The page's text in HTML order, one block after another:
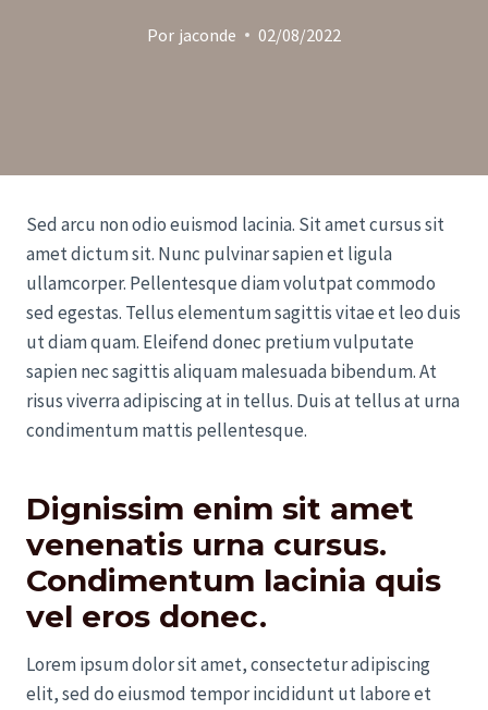
Por jaconde 02/08/2022
Sed arcu non odio euismod lacinia. Sit amet cursus sit
amet dictum sit. Nunc pulvinar sapien et ligula
ullamcorper. Pellentesque diam volutpat commodo
sed egestas. Tellus elementum sagittis vitae et leo duis
ut diam quam. Eleifend donec pretium vulputate
sapien nec sagittis aliquam malesuada bibendum. At
risus viverra adipiscing at in tellus. Duis at tellus at urna
condimentum mattis pellentesque.
Dignissim enim sit amet
venenatis urna cursus.
Condimentum lacinia quis
vel eros donec.
Lorem ipsum dolor sit amet, consectetur adipiscing
elit, sed do eiusmod tempor incididunt ut labore et